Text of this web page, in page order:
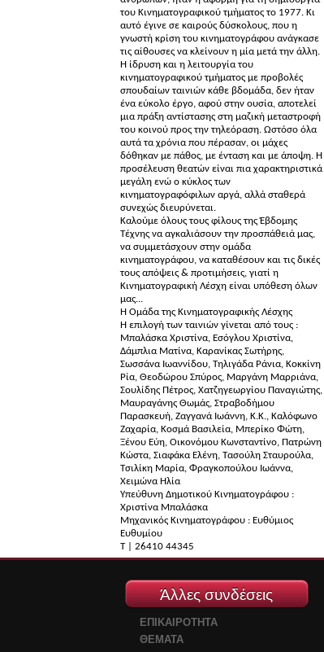
του Κινηματογραφικού τμήματος το 1977. Κι
αυτό έγινε σε καιρούς δύσκολους, που η
γνωστή κρίση του κινηματογράφου ανάγκασε
τις αίθουσες να κλείνουν η μία μετά την άλλη.
Η ίδρυση και η λειτουργία του
κινηματογραφικού τμήματος με προβολές
σπουδαίων ταινιών κάθε βδομάδα, δεν ήταν
ένα εύκολο έργο, αφού στην ουσία, αποτελεί
μια πράξη αντίστασης στη μαζική μεταστροφή
του κοινού προς την τηλεόραση. Ωστόσο όλα
αυτά τα χρόνια που πέρασαν, οι μάχες
δόθηκαν με πάθος, με ένταση και με άποψη. Η
προσέλευση θεατών είναι πια χαρακτηριστικά
μεγάλη ενώ ο κύκλος των
κινηματογραφόφιλων αργά, αλλά σταθερά
συνεχώς διευρύνεται.
Καλούμε όλους τους φίλους της Έβδομης
Τέχνης να αγκαλιάσουν την προσπάθειά μας,
να συμμετάσχουν στην ομάδα
κινηματογράφου, να καταθέσουν και τις δικές
τους απόψεις & προτιμήσεις, γιατί η
Κινηματογραφική Λέσχη είναι υπόθεση όλων
μας...
Η Ομάδα της Κινηματογραφικής Λέσχης
Η επιλογή των ταινιών γίνεται από τους :
Μπαλάσκα Χριστίνα, Εσόγλου Χριστίνα,
Δάμπλια Ματίνα, Καρανίκας Σωτήρης,
Σωσσάνα Ιωαννίδου, Τηλιγάδα Ράνια, Κοκκίνη
Ρία, Θεοδώρου Σπύρος, Μαργάνη Μαρριάνα,
Σουλίδης Πέτρος, Χατζηγεωργίου Παναγιώτης,
Μαυραγάνης Θωμάς, Στραβοδήμου
Παρασκευή, Ζαγγανά Ιωάννη, Κ.Κ., Καλόφωνο
Ζαχαρία, Κοσμά Βασιλεία, Μπερίκο Φώτη,
Ξένου Εύη, Οικονόμου Κωνσταντίνο, Πατρώνη
Κώστα, Σιαφάκα Ελένη, Τασούλη Σταυρούλα,
Τσιλίκη Μαρία, Φραγκοπούλου Ιωάννα,
Χειμώνα Ηλία
Υπεύθυνη Δημοτικού Κινηματογράφου :
Χριστίνα Μπαλάσκα
Μηχανικός Κινηματογράφου : Ευθύμιος
Ευθυμίου
Τ | 26410 44345
Άλλες συνδέσεις
ΕΠΙΚΑΙΡΟΤΗΤΑ
ΘΕΜΑΤΑ